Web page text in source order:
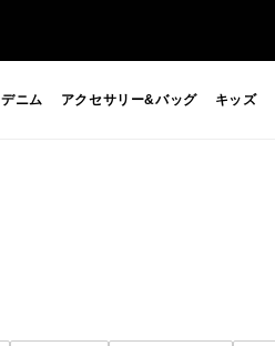
デニム アクセサリー&バッグ キッズ